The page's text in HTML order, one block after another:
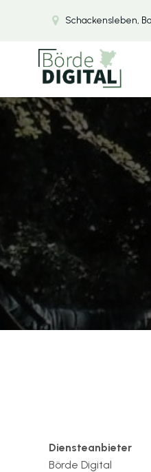
Schackensleben,
Diensteanbieter
Börde Digital